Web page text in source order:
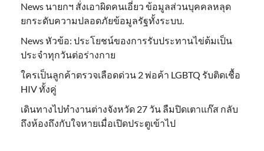
News นายกฯ สั่งเอาผิดคนเอี่ยว ข้อมูลส่วนบุคคลหลุด
ยกระดับความปลอดภัยข้อมูลรัฐทั้งระบบ.
News หัวข้อ: ประโยชน์ของการรับประทานไข่ต้มเป็น
ประจำทุกวันต่อร่างกาย
ใครเป็นลูกค้าตรวจเลือดด่วน 2 พ่อค้า LGBTQ รับติดเชื้อ
HIV ทั้งคู่
เดินทางไปทำงานต่างจังหวัด 27 วัน ลืมปิดเตาแก๊ส กลับ
ถึงห้องถึงกับใจหายเมื่อเปิดประตูเข้าไป